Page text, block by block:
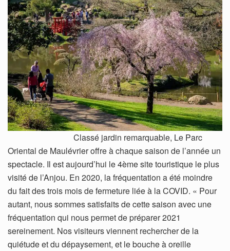
Classé jardin remarquable, Le Parc
Oriental de Maulévrier offre à chaque saison de l’année un
spectacle. Il est aujourd’hui le 4ème site touristique le plus
visité de l’Anjou. En 2020, la fréquentation a été moindre
du fait des trois mois de fermeture liée à la COVID. « Pour
autant, nous sommes satisfaits de cette saison avec une
fréquentation qui nous permet de préparer 2021
sereinement. Nos visiteurs viennent rechercher de la
quiétude et du dépaysement, et le bouche à oreille